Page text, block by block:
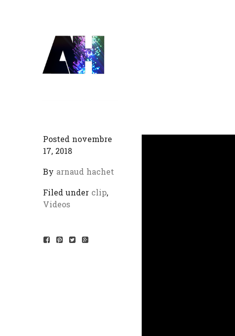
Posted novembre
17, 2018
By arnaud hachet
Filed under clip,
Videos